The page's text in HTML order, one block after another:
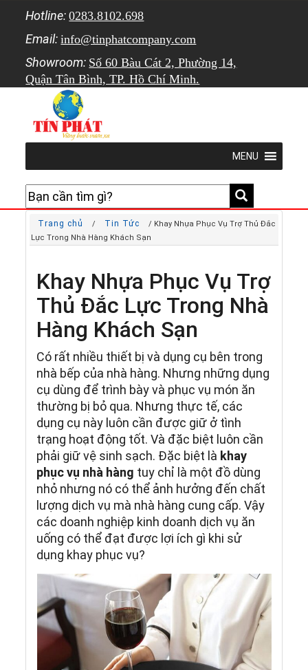
Hotline: 0283.8102.698
Email: info@tinphatcompany.com
Showroom: Số 60 Bàu Cát 2, Phường 14,
Quận Tân Bình, TP. Hồ Chí Minh.
MENU
Trang chủ / Tin Tức
/ Khay Nhựa Phục Vụ Trợ Thủ Đắc
Lực Trong Nhà Hàng Khách Sạn
Khay Nhựa Phục Vụ Trợ
Thủ Đắc Lực Trong Nhà
Hàng Khách Sạn
Có rất nhiều thiết bị và dụng cụ bên trong
nhà bếp của nhà hàng. Nhưng những dụng
cụ dùng để trình bày và phục vụ món ăn
thường bị bỏ qua. Nhưng thực tế, các
dụng cụ này luôn cần được giữ ở tình
trạng hoạt động tốt. Và đặc biệt luôn cần
phải giữ vệ sinh sạch. Đặc biệt là khay
phục vụ nhà hàng tuy chỉ là một đồ dùng
nhỏ nhưng nó có thể ảnh hưởng đến chất
lượng dịch vụ mà nhà hàng cung cấp. Vậy
các doanh nghiệp kinh doanh dịch vụ ăn
uống có thể đạt được lợi ích gì khi sử
dụng khay phục vụ?